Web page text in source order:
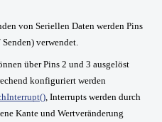
von Seriellen Daten werden Pins
verwendet.
über Pins 2 und 3 ausgelöst
konfiguriert werden
, Interrupts werden durch
Kante und Wertveränderung